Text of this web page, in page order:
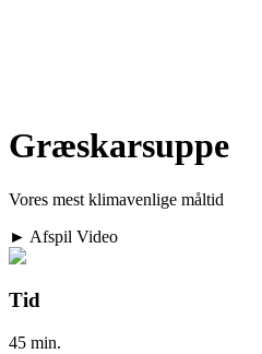
Græskarsuppe
Vores mest klimavenlige måltid
► Afspil Video
Tid
45 min.